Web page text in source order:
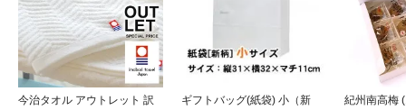
今治タオル アウトレット 訳
ギフトバッグ(紙袋) 小（新
紀州南高梅